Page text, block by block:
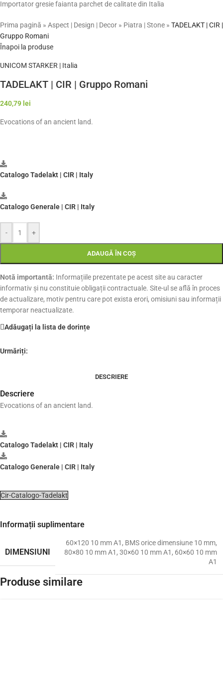
Prima pagină » Aspect | Design | Decor » Piatra | Stone » TADELAKT | CIR |
Gruppo Romani
Înapoi la produse
UNICOM STARKER | Italia
TADELAKT | CIR | Gruppo Romani
240,79 lei
Evocations of an ancient land.
Catalogo Tadelakt | CIR | Italy
Catalogo Generale | CIR | Italy
- +
ADAUGĂ ÎN COȘ
Notă importantă: Informațiile prezentate pe acest site au caracter
informativ și nu constituie obligații contractuale. Site-ul se află în proces
de actualizare, motiv pentru care pot exista erori, omisiuni sau informații
temporar neactualizate.
Adăugați la lista de dorințe
Urmăriți:
DESCRIERE
Descriere
Evocations of an ancient land.
Catalogo Tadelakt | CIR | Italy
Catalogo Generale | CIR | Italy
Cir-Catalogo-Tadelakt
Informații suplimentare
DIMENSIUNI
60×120 10 mm A1 , BMS orice dimensiune 10 mm,
80×80 10 mm A1 , 30×60 10 mm A1 , 60×60 10 mm
A1
Produse similare